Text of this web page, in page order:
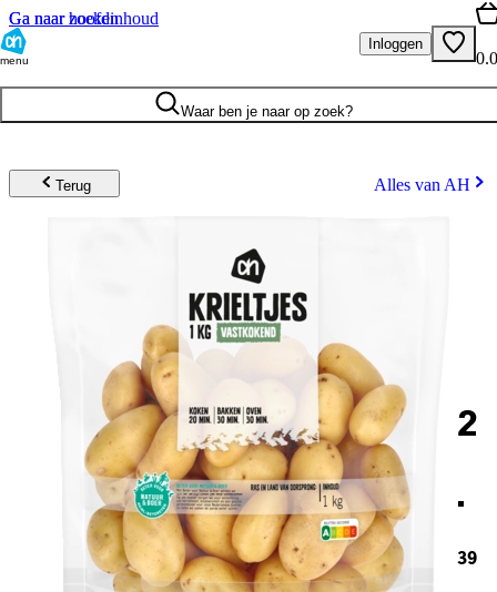
Ga naar hoofdinhoud
Ga naar zoeken
menu
Inloggen
Waar ben je naar op zoek?
Terug Alles van AH
2
.
39